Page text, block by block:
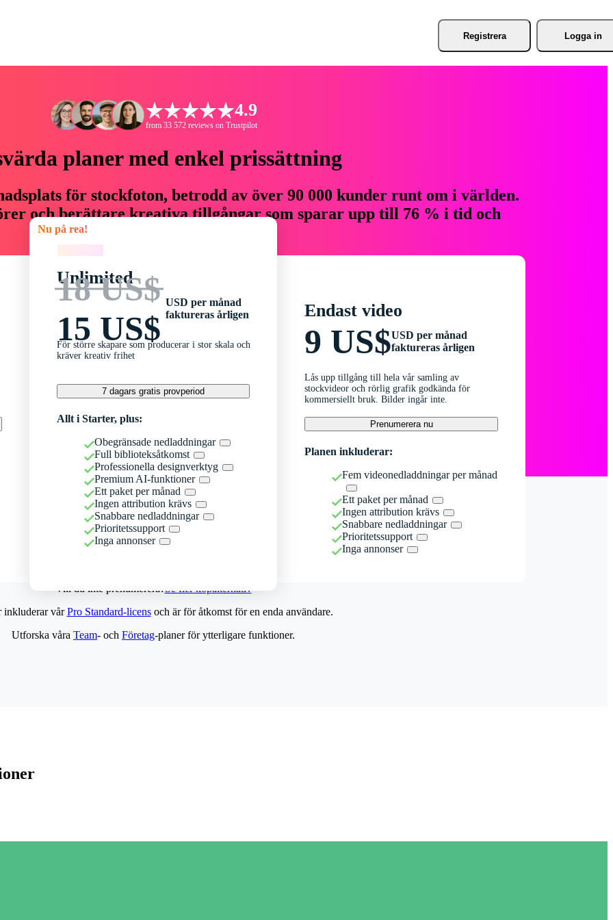
Registrera Logga in
4.9
from 33 572 reviews on Trustpilot
planer med enkel prissättning
för stockfoton, betrodd av över 90 000 kunder runt om i världen.
och berättare kreativa tillgångar som sparar upp till 76 % i tid och
Nu på rea!
Unlimited
18 US$
15 US$
USD per månad
faktureras årligen
För större skapare som producerar i stor skala och
kräver kreativ frihet
7 dagars gratis provperiod
Allt i Starter, plus:
Obegränsade nedladdningar
Full biblioteksåtkomst
Professionella designverktyg
Premium AI-funktioner
Ett paket per månad
Ingen attribution krävs
Snabbare nedladdningar
Prioritetssupport
Inga annonser
Endast video
9 US$USD per månad
faktureras årligen
Lås upp tillgång till hela vår samling av
stockvideor och rörlig grafik godkända för
kommersiellt bruk. Bilder ingår inte.
Prenumerera nu
Planen inkluderar:
Fem videonedladdningar per månad
Ett paket per månad
Ingen attribution krävs
Snabbare nedladdningar
Prioritetssupport
Inga annonser
Vill du inte prenumerera?Se fler köpalternativ
inkluderar vårPro Standard-licensoch är för åtkomst för en enda användare.
Utforska våra Team- och Företag-planer för ytterligare funktioner.